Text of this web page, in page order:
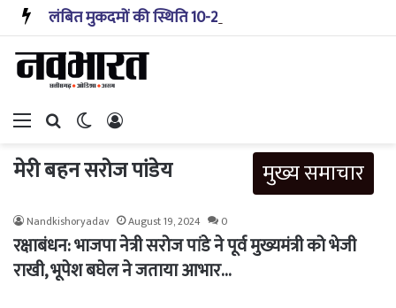
Menu Search forSwitch skin
मेरी बहन सरोज पांडेय मुख्य समाचार
Nandkishoryadav August 19, 2024 0
रक्षाबंधन: भाजपा नेत्री सरोज पांडे ने पूर्व मुख्यमंत्री को भेजी
राखी, भूपेश बघेल ने जताया आभार…